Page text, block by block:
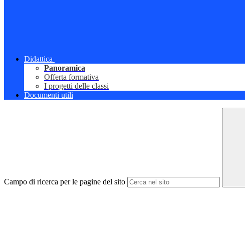
Didattica
Panoramica
Offerta formativa
I progetti delle classi
Documenti utili
Campo di ricerca per le pagine del sito